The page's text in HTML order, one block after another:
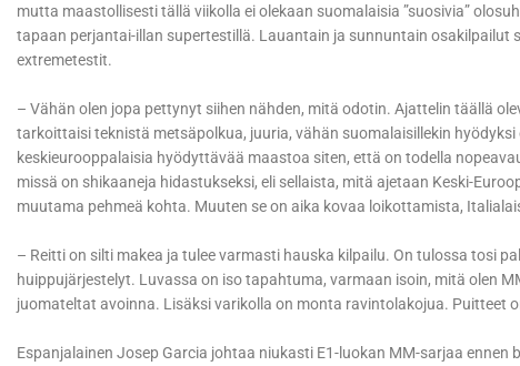
mutta maastollisesti tällä viikolla ei olekaan suomalaisia ”suosivia”
tapaan perjantai-illan supertestillä. Lauantain ja sunnuntain osakilpailut
extremetestit.
– Vähän olen jopa pettynyt siihen nähden, mitä odotin. Ajattelin täällä
tarkoittaisi teknistä metsäpolkua, juuria, vähän suomalaisillekin
keskieurooppalaisia hyödyttävää maastoa siten, että on todella
missä on shikaaneja hidastukseksi, eli sellaista, mitä ajetaan Keski-
muutama pehmeä kohta. Muuten se on aika kovaa loikottamista,
– Reitti on silti makea ja tulee varmasti hauska kilpailu. On tulossa tosi
huippujärjestelyt. Luvassa on iso tapahtuma, varmaan isoin, mitä olen
juomateltat avoinna. Lisäksi varikolla on monta ravintolakojua. Puitteet
Espanjalainen Josep Garcia johtaa niukasti E1-luokan MM-sarjaa